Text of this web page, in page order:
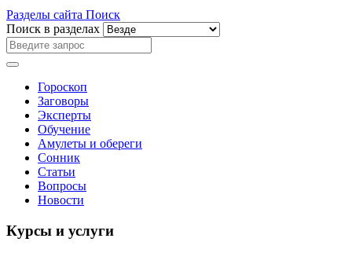
Разделы сайта Поиск
Поиск в разделах
Гороскоп
Заговоры
Эксперты
Обучение
Амулеты и обереги
Сонник
Статьи
Вопросы
Новости
Курсы и услуги